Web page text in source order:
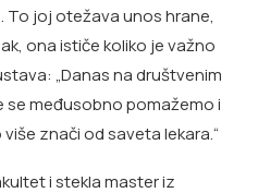
joj otežava unos hrane,
ona ističe koliko je važno
„Danas na društvenim
se međusobno pomažemo i
znači od saveta lekara.“
i stekla master iz